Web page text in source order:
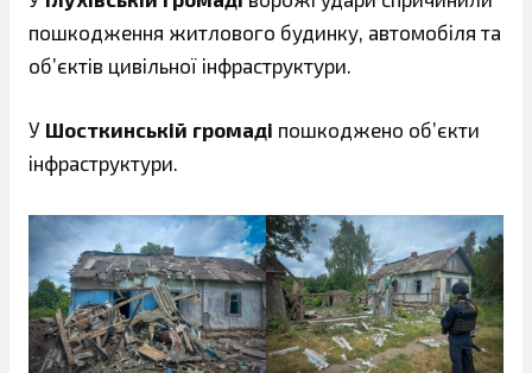
пошкодження житлового будинку, автомобіля та
об’єктів цивільної інфраструктури.
У Шосткинській громаді пошкоджено об’єкти
інфраструктури.